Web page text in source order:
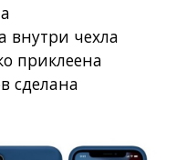
внутри чехла
приклеена
сделана